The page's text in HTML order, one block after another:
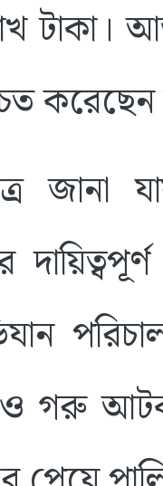
টাকা।
জানা
ও গরু